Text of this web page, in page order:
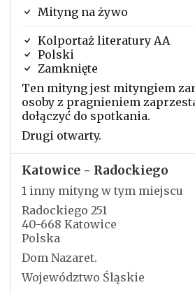
Mityng na żywo
Kolportaż literatury AA
Polski
Zamknięte
Ten mityng jest mityngiem
osoby z pragnieniem
dołączyć do spotkania.
Drugi otwarty.
Katowice - Radockiego
1 inny mityng w tym miejscu
Radockiego 251
40-668 Katowice
Polska
Dom Nazaret.
Województwo Śląskie